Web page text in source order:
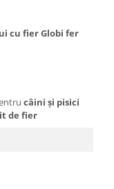
cu fier Globi fer
câini și pisici
de fier